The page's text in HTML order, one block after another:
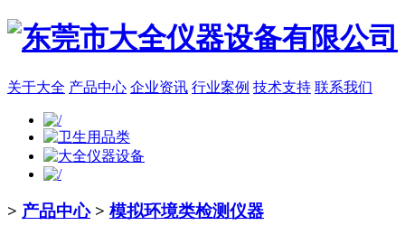
关于大全 产品中心 企业资讯 行业案例 技术支持 联系我们
> 产品中心> 模拟环境类检测仪器